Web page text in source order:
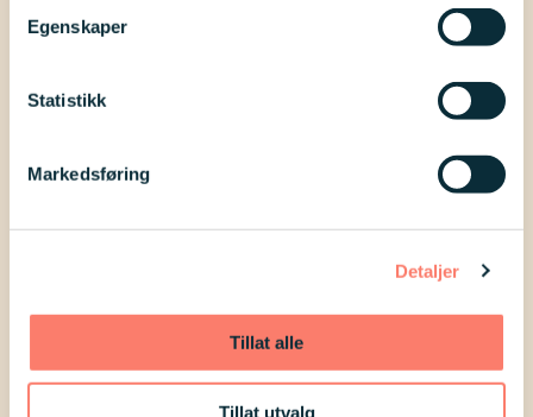
Egenskaper
Statistikk
Markedsføring
Detaljer
Tillat alle
Tillat utvalg
som medlemmer.
Bli medlem
Andre spørsmål